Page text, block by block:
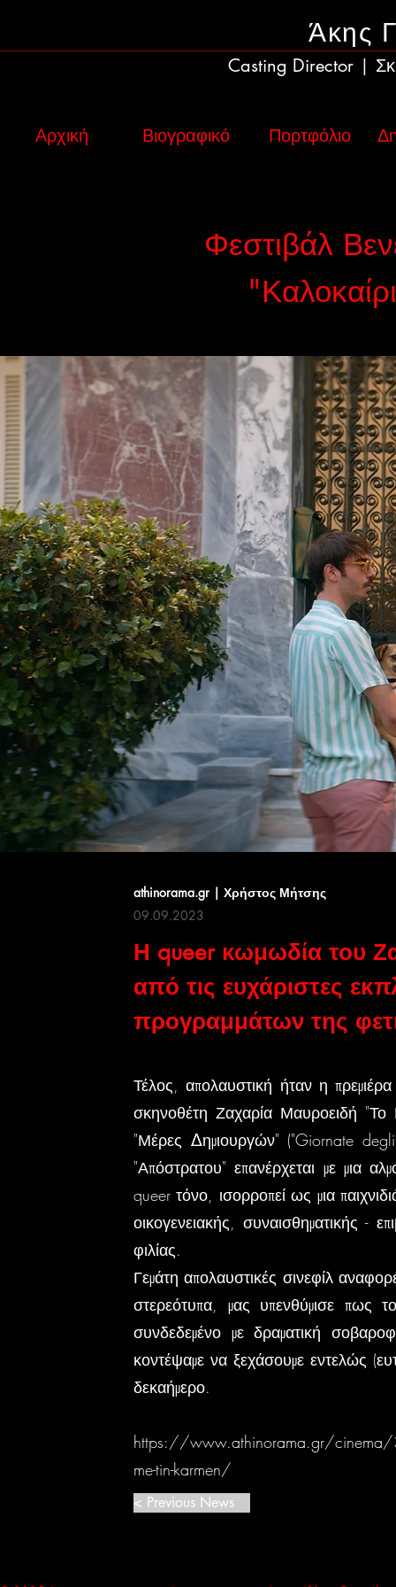
Άκης
Casting Director |
Αρχική Βιογραφικό Πορτφόλιο
Φεστιβάλ
athinorama.gr | Χρήστος Μήτσης
09.09.2023
Η queer κωμωδία του
από τις ευχάριστες
προγραμμάτων της
Τέλος, απολαυστική ήταν η
σκηνοθέτη Ζαχαρία Μαυροειδή "Το
"Μέρες Δημιουργών" ("Giornate
"Απόστρατου" επανέρχεται με μια
queer τόνο, ισορροπεί ως μια
οικογενειακής, συναισθηματικής -
φιλίας.
Γεμάτη απολαυστικές σινεφίλ
στερεότυπα, μας υπενθύμισε πως
συνδεδεμένο με δραματική
κοντέψαμε να ξεχάσουμε εντελώς
δεκαήμερο.
https://www.athinorama.gr/cinema/
me-tin-karmen/
< Previous News